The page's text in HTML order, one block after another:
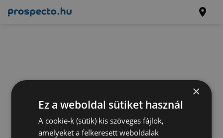
×
Ez a weboldal sütiket használ
A cookie-k (sütik) kis szöveges fájlok,
amelyeket a felkeresett weboldalak